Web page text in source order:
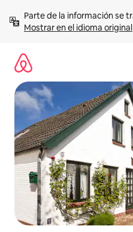
contenidoMostrar en el idioma original